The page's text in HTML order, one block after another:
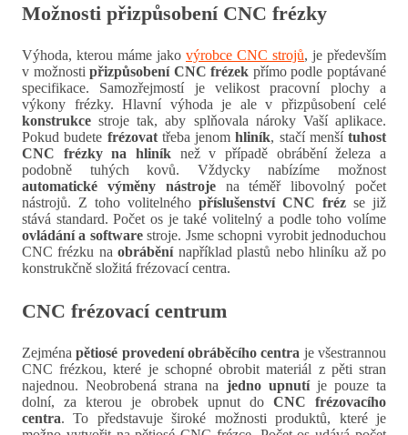
Možnosti přizpůsobení CNC frézky
Výhoda, kterou máme jako výrobce CNC strojů, je především
v možnostipřizpůsobení CNC frézek přímo podle poptávané
specifikace. Samozřejmostí je velikost pracovní plochy a
výkony frézky. Hlavní výhoda je ale v přizpůsobení celé
konstrukce stroje tak, aby splňovala nároky Vaší aplikace.
Pokud budete frézovattřeba jenomhliník, stačí menší tuhost
CNC frézky na hliník než v případě obrábění železa a
podobně tuhých kovů. Vždycky nabízíme možnost
automatické výměny nástrojena téměř libovolný počet
nástrojů. Z toho volitelného příslušenství CNC fréz se již
stává standard. Počet os je také volitelný a podle toho volíme
ovládání a softwarestroje. Jsme schopni vyrobit jednoduchou
CNC frézku naobráběnínapříklad plastů nebo hliníku až po
konstrukčně složitá frézovací centra.
CNC frézovací centrum
Zejménapětiosé provedení obráběcího centra je všestrannou
CNC frézkou, které je schopné obrobit materiál z pěti stran
najednou. Neobrobená strana na jedno upnutíje pouze ta
dolní, za kterou je obrobek upnut do CNC frézovacího
centra. To představuje široké možnosti produktů, které je